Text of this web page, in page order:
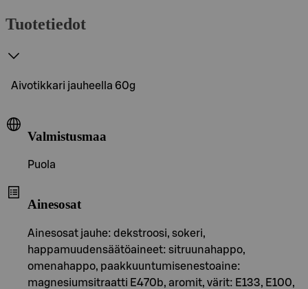
Tuotetiedot
Aivotikkari jauheella 60g
Valmistusmaa
Puola
Ainesosat
Ainesosat jauhe: dekstroosi, sokeri,
happamuudensäätöaineet: sitruunahappo,
omenahappo, paakkuuntumisenestoaine:
magnesiumsitraatti E470b, aromit, värit: E133, E100,